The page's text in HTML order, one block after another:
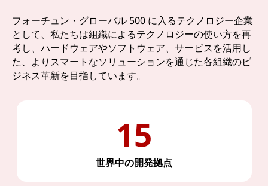
フォーチュン・グローバル 500 に入るテクノロジー企業
として、私たちは組織によるテクノロジーの使い方を再
考し、ハードウェアやソフトウェア、サービスを活用し
た、よりスマートなソリューションを通じた各組織のビ
ジネス革新を目指しています。
15
世界中の開発拠点